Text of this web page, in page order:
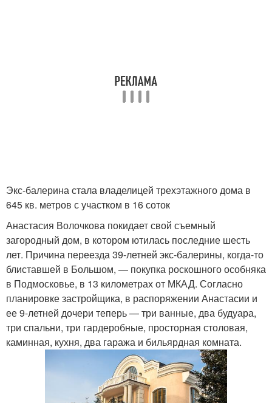
Экс-балерина стала владелицей трехэтажного дома в
645 кв. метров с участком в 16 соток
Анастасия Волочкова покидает свой съемный
загородный дом, в котором ютилась последние шесть
лет. Причина переезда 39-летней экс-балерины, когда-то
блиставшей в Большом, — покупка роскошного особняка
в Подмосковье, в 13 километрах от МКАД. Согласно
планировке застройщика, в распоряжении Анастасии и
ее 9-летней дочери теперь — три ванные, два будуара,
три спальни, три гардеробные, просторная столовая,
каминная, кухня, два гаража и бильярдная комната.